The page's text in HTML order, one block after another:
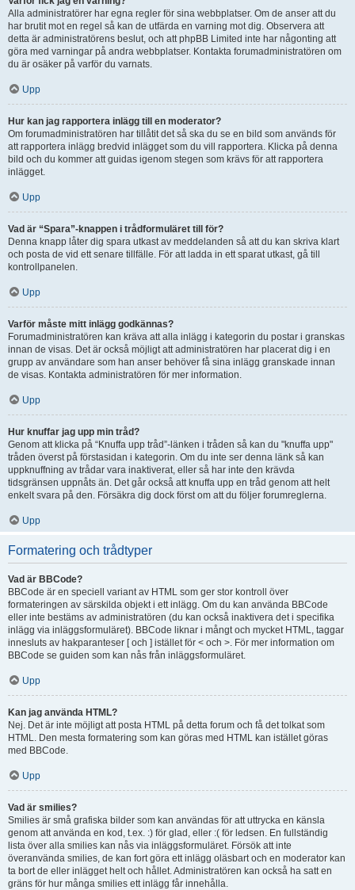
Alla administratörer har egna regler för sina webbplatser. Om de anser att du
har brutit mot en regel så kan de utfärda en varning mot dig. Observera att
detta är administratörens beslut, och att phpBB Limited inte har någonting att
göra med varningar på andra webbplatser. Kontakta forumadministratören om
du är osäker på varför du varnats.
Upp
Hur kan jag rapportera inlägg till en moderator?
Om forumadministratören har tillåtit det så ska du se en bild som används för
att rapportera inlägg bredvid inlägget som du vill rapportera. Klicka på denna
bild och du kommer att guidas igenom stegen som krävs för att rapportera
inlägget.
Upp
Vad är “Spara”-knappen i trådformuläret till för?
Denna knapp låter dig spara utkast av meddelanden så att du kan skriva klart
och posta de vid ett senare tillfälle. För att ladda in ett sparat utkast, gå till
kontrollpanelen.
Upp
Varför måste mitt inlägg godkännas?
Forumadministratören kan kräva att alla inlägg i kategorin du postar i granskas
innan de visas. Det är också möjligt att administratören har placerat dig i en
grupp av användare som han anser behöver få sina inlägg granskade innan
de visas. Kontakta administratören för mer information.
Upp
Hur knuffar jag upp min tråd?
Genom att klicka på “Knuffa upp tråd”-länken i tråden så kan du "knuffa upp"
tråden överst på förstasidan i kategorin. Om du inte ser denna länk så kan
uppknuffning av trådar vara inaktiverat, eller så har inte den krävda
tidsgränsen uppnåts än. Det går också att knuffa upp en tråd genom att helt
enkelt svara på den. Försäkra dig dock först om att du följer forumreglerna.
Upp
Formatering och trådtyper
Vad är BBCode?
BBCode är en speciell variant av HTML som ger stor kontroll över
formateringen av särskilda objekt i ett inlägg. Om du kan använda BBCode
eller inte bestäms av administratören (du kan också inaktivera det i specifika
inlägg via inläggsformuläret). BBCode liknar i mångt och mycket HTML, taggar
innesluts av hakparanteser [ och ] istället för < och >. För mer information om
BBCode se guiden som kan nås från inläggsformuläret.
Upp
Kan jag använda HTML?
Nej. Det är inte möjligt att posta HTML på detta forum och få det tolkat som
HTML. Den mesta formatering som kan göras med HTML kan istället göras
med BBCode.
Upp
Vad är smilies?
Smilies är små grafiska bilder som kan användas för att uttrycka en känsla
genom att använda en kod, t.ex. :) för glad, eller :( för ledsen. En fullständig
lista över alla smilies kan nås via inläggsformuläret. Försök att inte
överanvända smilies, de kan fort göra ett inlägg oläsbart och en moderator kan
ta bort de eller inlägget helt och hållet. Administratören kan också ha satt en
gräns för hur många smilies ett inlägg får innehålla.